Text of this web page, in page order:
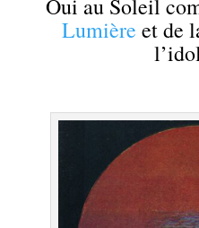
Oui au Soleil
Lumière et de